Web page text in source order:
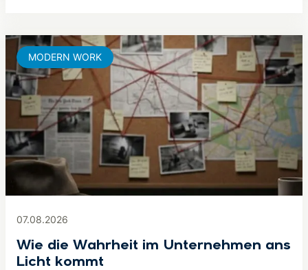
07.08.2026
Wie die Wahrheit im Unternehmen ans
Licht kommt
MODERN WORK